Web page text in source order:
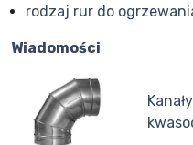
rodzaj rur do
Wiadomości